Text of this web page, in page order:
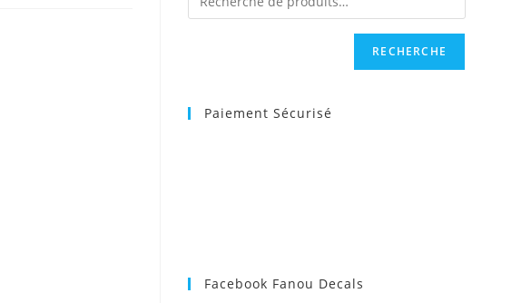
RECHERCHE
Paiement Sécurisé
Facebook Fanou Decals